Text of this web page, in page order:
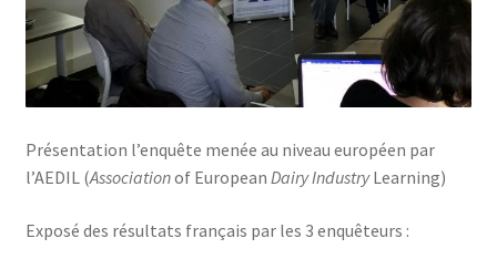
Présentation l’enquête menée au niveau européen par
l’AEDIL (Associationof European Dairy IndustryLearning)
Exposé des résultats français par les 3 enquêteurs :